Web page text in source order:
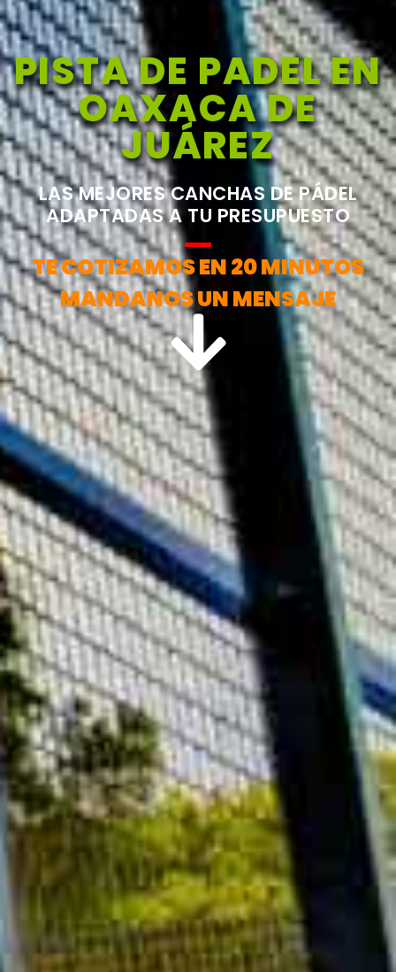
PISTA DE PADEL EN
OAXACA DE
JUÁREZ
LAS MEJORES CANCHAS DE PÁDEL
ADAPTADAS A TU PRESUPUESTO
TE COTIZAMOS EN 20 MINUTOS
MANDANOS UN MENSAJE